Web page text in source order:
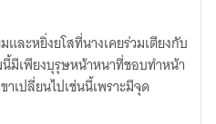
และหยิ่งยโสที่นางเคยร่วมเตียงกับ
มีเพียงบุรุษหน้าหนาที่ชอบทำหน้า
เปลี่ยนไปเช่นนี้เพราะมีจุด